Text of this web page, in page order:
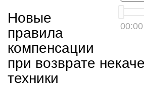
00:00
Новые
правила
компенсации
при возврате
техники